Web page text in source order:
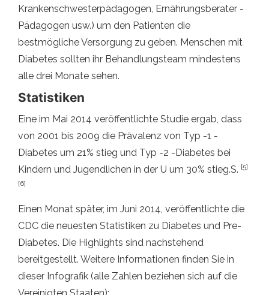
Krankenschwesterpädagogen, Ernährungsberater -
Pädagogen usw.) um den Patienten die
bestmögliche Versorgung zu geben. Menschen mit
Diabetes sollten ihr Behandlungsteam mindestens
alle drei Monate sehen.
Statistiken
Eine im Mai 2014 veröffentlichte Studie ergab, dass
von 2001 bis 2009 die Prävalenz von Typ -1 -
Diabetes um 21% stieg und Typ -2 -Diabetes bei
Kindern und Jugendlichen in der U um 30% stieg.S. [5]
[6]
Einen Monat später, im Juni 2014, veröffentlichte die
CDC die neuesten Statistiken zu Diabetes und Pre-
Diabetes. Die Highlights sind nachstehend
bereitgestellt. Weitere Informationen finden Sie in
dieser Infografik (alle Zahlen beziehen sich auf die